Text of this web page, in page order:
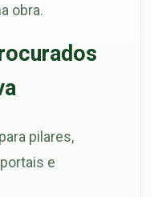
obra.
pilares,
e